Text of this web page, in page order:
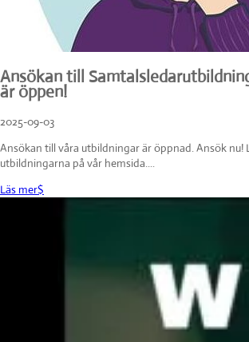
Ansökan till
är öppen!
2025-09-03
Ansökan till våra utbildningar är öppnad. Ansök nu!
utbildningarna på vår hemsida....
Läs mer$